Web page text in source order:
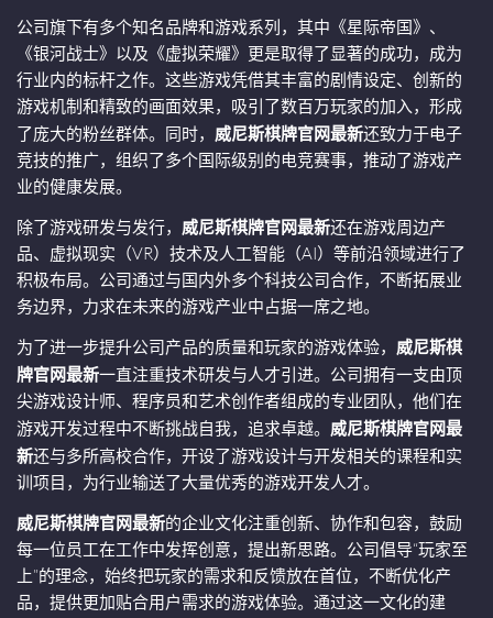
公司旗下有多个知名品牌和游戏系列，其中《星际帝国》、
《银河战士》以及《虚拟荣耀》更是取得了显著的成功，成为
行业内的标杆之作。这些游戏凭借其丰富的剧情设定、创新的
游戏机制和精致的画面效果，吸引了数百万玩家的加入，形成
了庞大的粉丝群体。同时， 威尼斯棋牌官网最新还致力于电子
竞技的推广，组织了多个国际级别的电竞赛事，推动了游戏产
业的健康发展。
除了游戏研发与发行， 威尼斯棋牌官网最新还在游戏周边产
品、虚拟现实（VR）技术及人工智能（AI）等前沿领域进行了
积极布局。公司通过与国内外多个科技公司合作，不断拓展业
务边界，力求在未来的游戏产业中占据一席之地。
为了进一步提升公司产品的质量和玩家的游戏体验， 威尼斯棋
牌官网最新一直注重技术研发与人才引进。公司拥有一支由顶
尖游戏设计师、程序员和艺术创作者组成的专业团队，他们在
游戏开发过程中不断挑战自我，追求卓越。 威尼斯棋牌官网最
新还与多所高校合作，开设了游戏设计与开发相关的课程和实
训项目，为行业输送了大量优秀的游戏开发人才。
威尼斯棋牌官网最新的企业文化注重创新、协作和包容，鼓励
每一位员工在工作中发挥创意，提出新思路。公司倡导“玩家至
上”的理念，始终把玩家的需求和反馈放在首位，不断优化产
品，提供更加贴合用户需求的游戏体验。通过这一文化的建